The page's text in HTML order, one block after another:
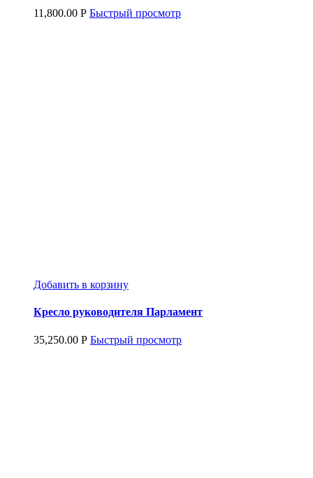
11,800.00 Р Быстрый просмотр
Добавить в корзину
Кресло руководителя Парламент
35,250.00 Р Быстрый просмотр